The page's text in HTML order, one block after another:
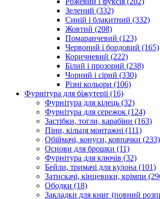
Зелений (332)
Синій і блакитний (332)
Жовтий (208)
Помаранчевий (123)
Червоний і бордовий (165)
Коричневий (222)
Білий і прозорий (238)
Чорний і сірий (330)
Різні кольори (106)
Фурнітура для біжутерії(16)
Фурнітура для кілець (32)
Фурнітура для сережок (124)
Застібки, тогли, карабіни (163)
Піни, кільця монтажні (111)
Обіймачі, конуси, ковпачки (233)
Основи для брошки (11)
Фурнітура для ключів (32)
Бейли, тримачі для кулона (101)
Затискачі, кінцевики, крімпи
Ободки (18)
Закладки для книг (повний